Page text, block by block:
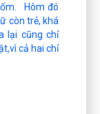
Hôm đó
còn trẻ, khá
lại cũng chỉ
cả hai chỉ